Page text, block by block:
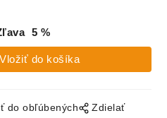
5 %
do obľúbených Zdielať